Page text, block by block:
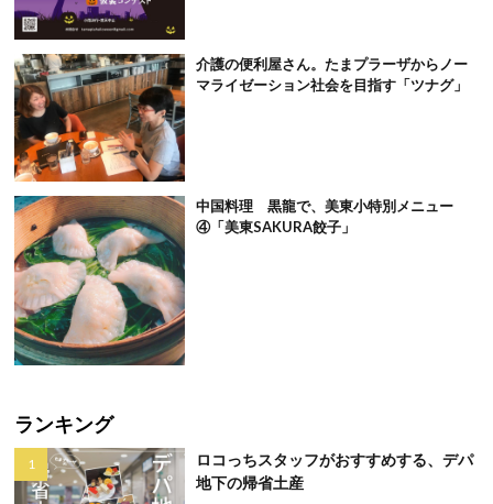
介護の便利屋さん。たまプラーザからノー
マライゼーション社会を目指す「ツナグ」
中国料理 黒龍で、美東小特別メニュー
④「美東SAKURA餃子」
ランキング
ロコっちスタッフがおすすめする、デパ
地下の帰省土産